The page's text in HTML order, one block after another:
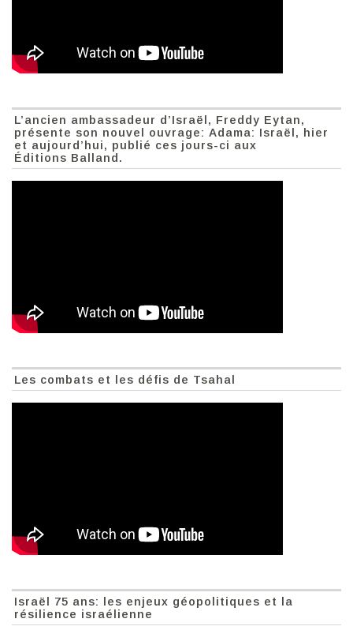
L’ancien ambassadeur d’Israël, Freddy Eytan,
présente son nouvel ouvrage: Adama: Israël, hier
et aujourd’hui, publié ces jours-ci aux
Éditions Balland.
Les combats et les défis de Tsahal
Israël 75 ans: les enjeux géopolitiques et la
résilience israélienne